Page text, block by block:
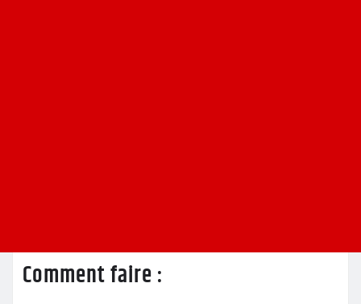
Comment faire :